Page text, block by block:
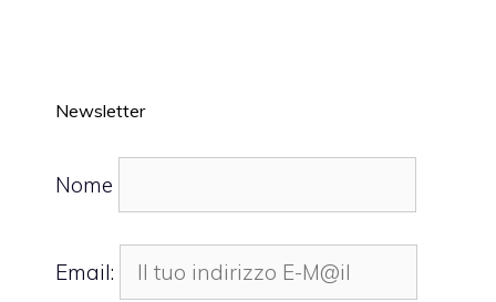
Newsletter
Nome
Email: